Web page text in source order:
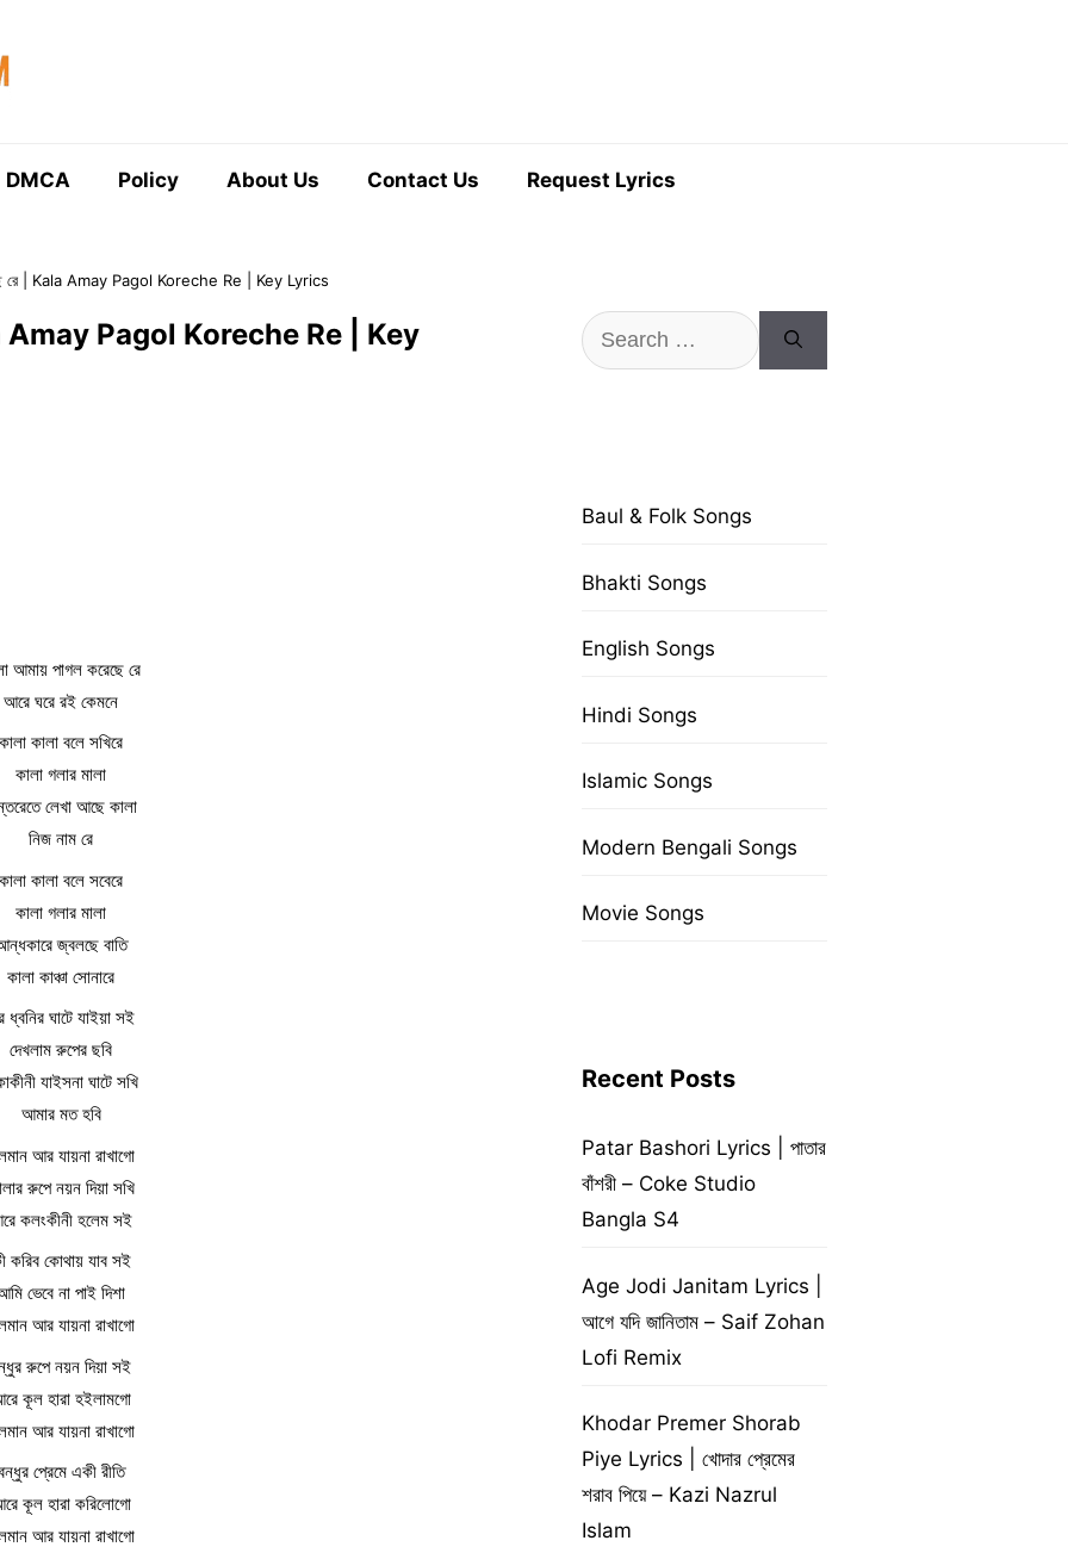
DMCA Policy About Us Contact Us Request Lyrics
রে | Kala Amay Pagol Koreche Re | Key Lyrics
Amay Pagol Koreche Re | Key
আমায় পাগল করেছে রে
আরে ঘরে রই কেমনে
কালা কালা বলে সখিরে
কালা গলার মালা
লেখা আছে কালা
নিজ নাম রে
কালা কালা বলে সবেরে
কালা গলার মালা
জ্বলছে বাতি
কালা কাঞ্চা সোনারে
ধ্বনির ঘাটে যাইয়া সই
দেখলাম রুপের ছবি
যাইসনা ঘাটে সখি
আমার মত হবি
আর যায়না রাখাগো
রুপে নয়ন দিয়া সখি
কলংকীনী হলেম সই
করিব কোথায় যাব সই
ভেবে না পাই দিশা
আর যায়না রাখাগো
রুপে নয়ন দিয়া সই
কূল হারা হইলামগো
আর যায়না রাখাগো
প্রেমে একী রীতি
কূল হারা করিলোগো
আর যায়না রাখাগো
Search
for:
Baul & Folk Songs
Bhakti Songs
English Songs
Hindi Songs
Islamic Songs
Modern Bengali Songs
Movie Songs
Recent Posts
Patar Bashori Lyrics | পাতার
বাঁশরী – Coke Studio
Bangla S4
Age Jodi Janitam Lyrics |
আগে যদি জানিতাম – Saif Zohan
Lofi Remix
Khodar Premer Shorab
Piye Lyrics | খোদার প্রেমের
শরাব পিয়ে – Kazi Nazrul
Islam